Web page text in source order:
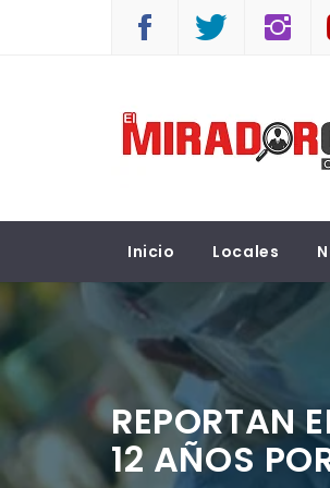
EL MIRADOR
Inicio Locales
REPORTAN
12 AÑOS